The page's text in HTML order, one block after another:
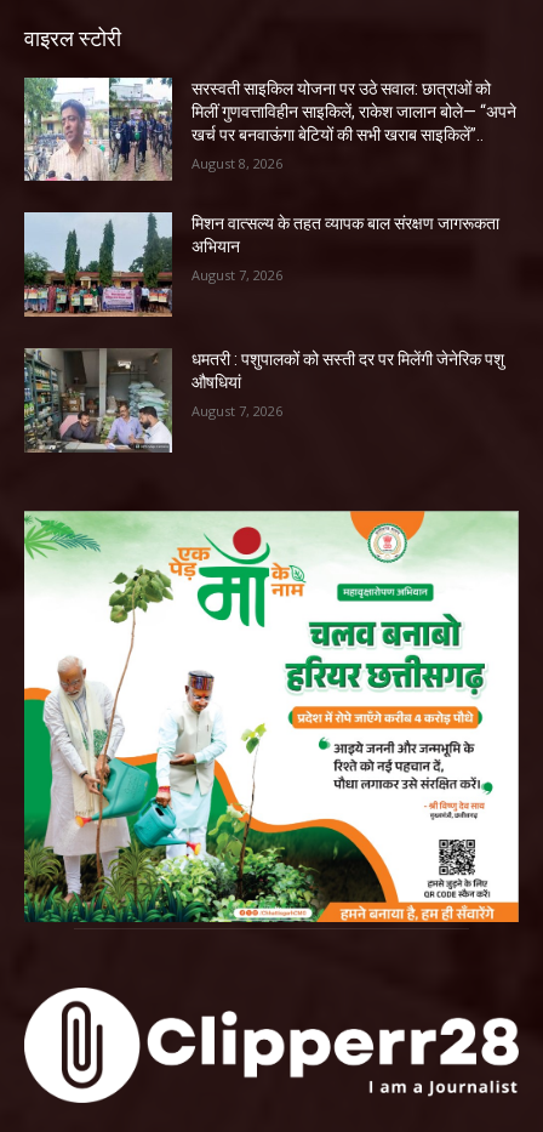
वाइरल स्टोरी
सरस्वती साइकिल योजना पर उठे सवाल: छात्राओं को
मिलीं गुणवत्ताविहीन साइकिलें, राकेश जालान बोले— “अपने
खर्च पर बनवाऊंगा बेटियों की सभी खराब साइकिलें”..
August 8, 2026
मिशन वात्सल्य के तहत व्यापक बाल संरक्षण जागरूकता
अभियान
August 7, 2026
धमतरी : पशुपालकों को सस्ती दर पर मिलेंगी जेनेरिक पशु
औषधियां
August 7, 2026